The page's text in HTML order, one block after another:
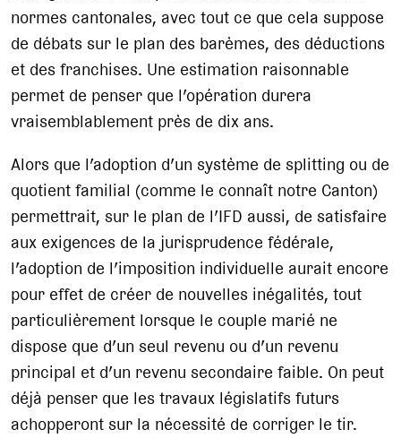
normes cantonales, avec tout ce que cela suppose
de débats sur le plan des barèmes, des déductions
et des franchises. Une estimation raisonnable
permet de penser que l’opération durera
vraisemblablement près de dix ans.
Alors que l’adoption d’un système de splitting ou de
quotient familial (comme le connaît notre Canton)
permettrait, sur le plan de l’IFD aussi, de satisfaire
aux exigences de la jurisprudence fédérale,
l’adoption de l’imposition individuelle aurait encore
pour effet de créer de nouvelles inégalités, tout
particulièrement lorsque le couple marié ne
dispose que d’un seul revenu ou d’un revenu
principal et d’un revenu secondaire faible. On peut
déjà penser que les travaux législatifs futurs
achopperont sur la nécessité de corriger le tir.